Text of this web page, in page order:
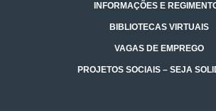
INFORMAÇÕES E
BIBLIOTECAS VIRTUAIS
VAGAS DE EMPREGO
PROJETOS SOCIAIS – SEJA